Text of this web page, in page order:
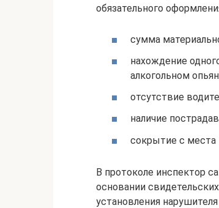
обязательного
сумма
нахождение
алкогольном
отсутствие
наличие
сокрытие с места
В протоколе инспектор
основании
установления